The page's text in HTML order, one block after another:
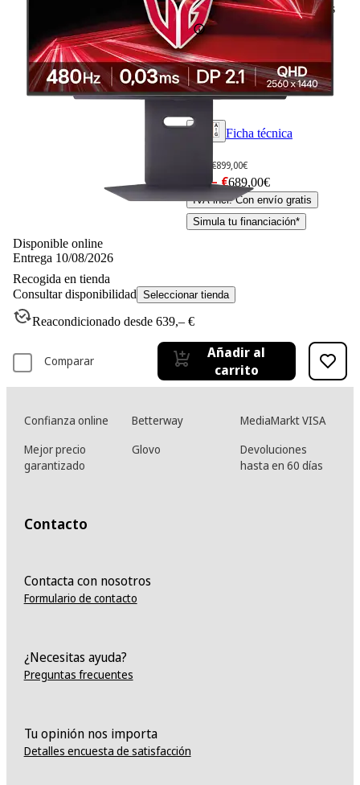
Ficha técnica
76Basado en 76 valoraciones
899,– €899,00€
689,– €689,00€
IVA incl. Con envío gratis
Simula tu financiación*
Disponible online
Entrega 10/08/2026
Recogida en tienda
Consultar disponibilidad Seleccionar tienda
Reacondicionado desde 639,– €
Comparar
Añadir al
carrito
Confianza online Betterway
MediaMarkt VISA
Mejor precio
garantizado
Glovo
Devoluciones
hasta en 60 días
Contacto
Contacta con nosotros
Formulario de contacto
¿Necesitas ayuda?
Preguntas frecuentes
Tu opinión nos importa
Detalles encuesta de satisfacción